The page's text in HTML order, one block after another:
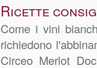
Ricette
Come i vini
richiedono
Circeo Merlot